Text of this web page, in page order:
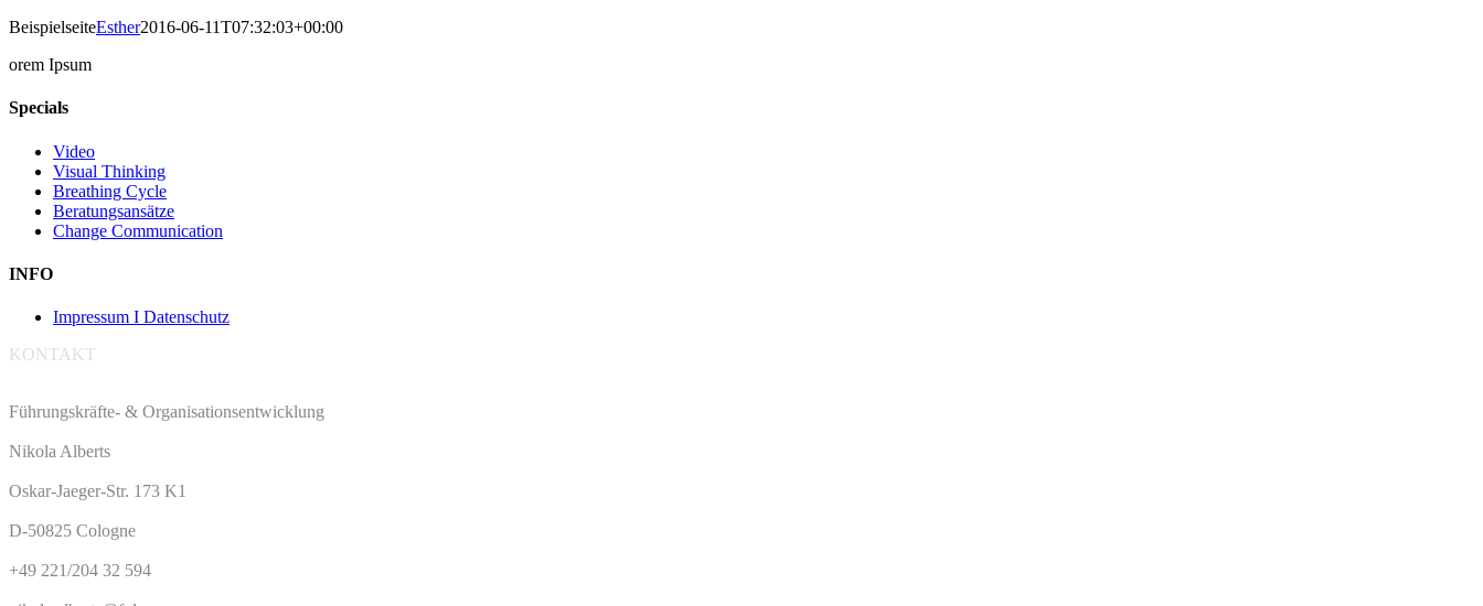
BeispielseiteEsther2016-06-11T07:32:03+00:00
orem Ipsum
Specials
Video
Visual Thinking
Breathing Cycle
Beratungsansätze
Change Communication
INFO
Impressum I Datenschutz
KONTAKT
Führungskräfte- & Organisationsentwicklung
Nikola Alberts
Oskar-Jaeger-Str. 173 K1
D-50825 Cologne
+49 221/204 32 594